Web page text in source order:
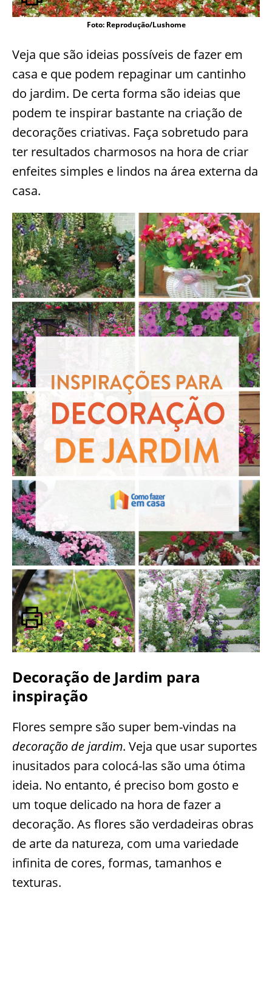
Foto: Reprodução/Lushome
Veja que são ideias possíveis de fazer em
casa e que podem repaginar um cantinho
do jardim. De certa forma são ideias que
podem te inspirar bastante na criação de
decorações criativas. Faça sobretudo para
ter resultados charmosos na hora de criar
enfeites simples e lindos na área externa da
casa.
Decoração de Jardim para
inspiração
Flores sempre são super bem-vindas na
decoração de jardim. Veja que usar suportes
inusitados para colocá-las são uma ótima
ideia. No entanto, é preciso bom gosto e
um toque delicado na hora de fazer a
decoração. As flores são verdadeiras obras
de arte da natureza, com uma variedade
infinita de cores, formas, tamanhos e
texturas.